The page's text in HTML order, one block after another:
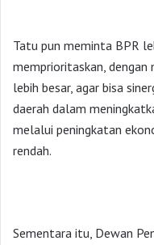
Tatu pun meminta BPR
memprioritaskan,
lebih besar, agar bisa
daerah dalam
melalui peningkatan
rendah.
Sementara itu, Dewan